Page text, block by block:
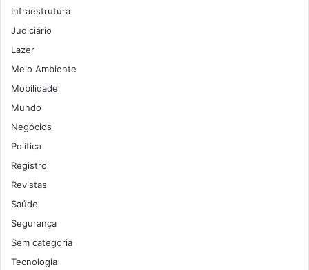
Infraestrutura
Judiciário
Lazer
Meio Ambiente
Mobilidade
Mundo
Negócios
Política
Registro
Revistas
Saúde
Segurança
Sem categoria
Tecnologia